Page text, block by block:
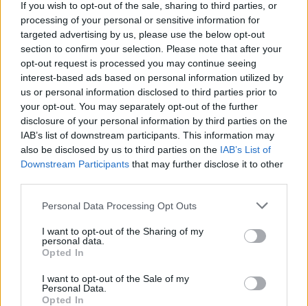
If you wish to opt-out of the sale, sharing to third parties, or
processing of your personal or sensitive information for
targeted advertising by us, please use the below opt-out
section to confirm your selection. Please note that after your
opt-out request is processed you may continue seeing
interest-based ads based on personal information utilized by
us or personal information disclosed to third parties prior to
your opt-out. You may separately opt-out of the further
disclosure of your personal information by third parties on the
IAB’s list of downstream participants. This information may
also be disclosed by us to third parties on the IAB’s List of
Downstream Participants that may further disclose it to other
Personal Data Processing Opt Outs
I want to opt-out of the Sharing of my
personal data.
Opted In
I want to opt-out of the Sale of my
Personal Data.
Opted In
00:02:19
Klausimą apie pasitraukimą išgirdusi A. Širinskienė
nukreipė temą: „Ar politikoje turėtų likti A. Kubilius?“
Žinios | Lietuvos diena
00:04:42
G. Landsbergis: ekonomikos skatinimo reikia dabar, o
ne rugpjūtį
Žinios Verslas
00:07:05
Konservatoriai ruošiasi artėjantiems rinkimams – G.
Laidos | 24/7
00:23:40
G. Landsbergis: I. Šimonytė yra fenomenas valstybėje